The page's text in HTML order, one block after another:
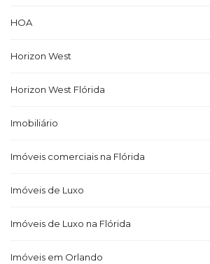
HOA
Horizon West
Horizon West Flórida
Imobiliário
Imóveis comerciais na Flórida
Imóveis de Luxo
Imóveis de Luxo na Flórida
Imóveis em Orlando